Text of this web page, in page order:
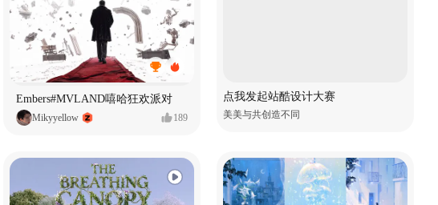
Embers#MVLAND嘻哈狂欢派对
Mikyyellow 189
点我发起站酷设计大赛
美美与共创造不同